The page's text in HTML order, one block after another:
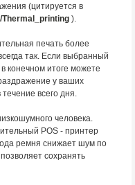
(цитируется в
).
печать более
так. Если выбранный
конечном итоге можете
у ваших
всего дня.
человека.
POS - принтер
ремня снижает шум по
сохранять